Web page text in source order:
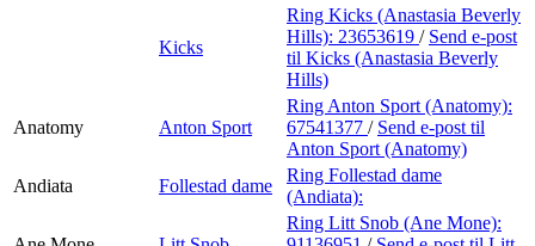
Kicks
Ring Kicks (Anastasia Beverly
Hills): 23653619 / Send e-post
til Kicks (Anastasia Beverly
Hills)
Anatomy Anton Sport
Ring Anton Sport (Anatomy):
67541377 / Send e-post til
Anton Sport (Anatomy)
Andiata
Follestad dame
Ring Follestad dame
(Andiata):
Ring Litt Snob (Ane Mone):